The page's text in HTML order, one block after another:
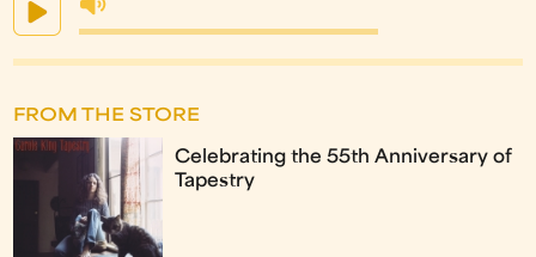
FROM THE STORE
Celebrating the 55th Anniversary of
Tapestry